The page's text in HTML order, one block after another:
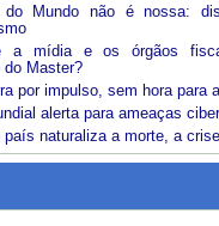
Mundo não é nossa:
a mídia e os órgãos
do Master?
por impulso, sem hora para
alerta para ameaças
país naturaliza a morte, a